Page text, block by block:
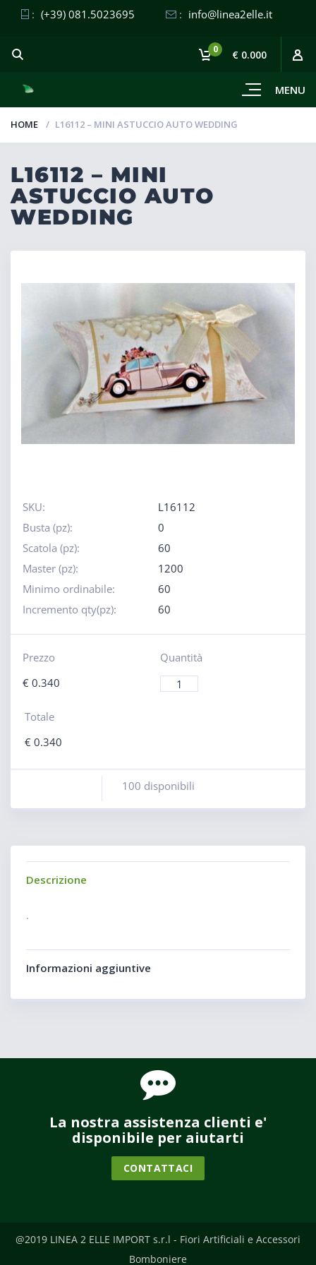
: (+39) 081.5023695 : info@linea2elle.it
MENU
0 € 0.000
HOME L16112 – MINI ASTUCCIO AUTO WEDDING
L16112 – MINI
ASTUCCIO AUTO
WEDDING
SKU:
L16112
Busta (pz):
0
Scatola (pz):
60
Master (pz):
1200
Minimo ordinabile:
60
Incremento qty(pz):
60
Prezzo
€0.340
Quantità
Totale
€0.340
100 disponibili
Descrizione
.
Informazioni aggiuntive
La nostra assistenza clienti e'
disponibile per aiutarti
CONTATTACI
@2019 LINEA 2 ELLE IMPORT s.r.l - Fiori Artificiali e Accessori
Bomboniere